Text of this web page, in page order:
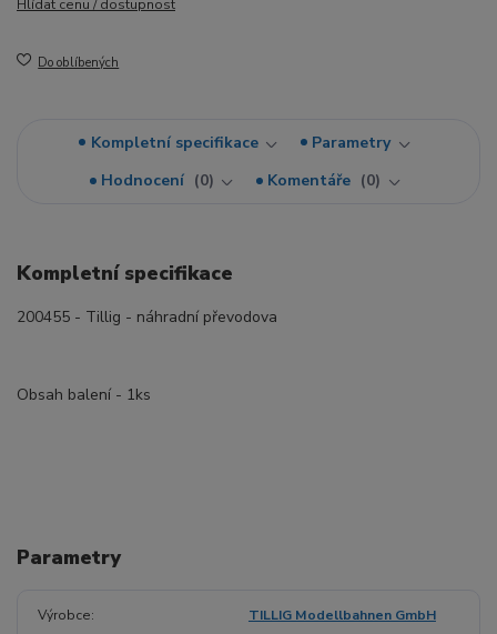
Hlídat cenu / dostupnost
Do oblíbených
Kompletní specifikace
Parametry
Hodnocení
0 Komentáře 0
Kompletní specifikace
200455 - Tillig - náhradní převodova
Obsah balení - 1ks
Parametry
Výrobce TILLIG Modellbahnen GmbH